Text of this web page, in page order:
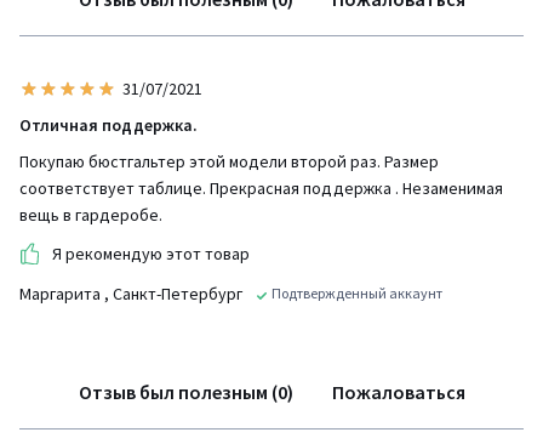
31/07/2021
Отличная поддержка.
Покупаю бюстгальтер этой модели второй раз. Размер
соответствует таблице. Прекрасная поддержка . Незаменимая
вещь в гардеробе.
Я рекомендую этот товар
Маргарита , Санкт-Петербург Подтвержденный аккаунт
Отзыв был полезным (0) Пожаловаться